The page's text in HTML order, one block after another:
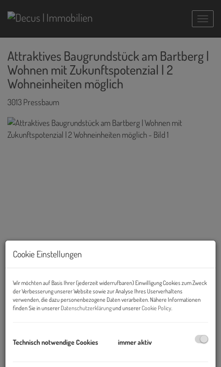
Attraktives Baugrundstück am Bartberg |
Wohnen mit Zukunftspotenzial | 2
Wohneinheiten möglich
3013 Pressbaum
Cookie Einstellungen
Wir möchten auf Basis Ihrer (jederzeit widerrufbaren) Einwilligung Cookies zum Zweck
der Verbesserung unserer Website sowie zur Analyse Ihres Userverhaltens
verwenden, die dazu personenbezogene Daten verarbeiten. Nähere Informationen
finden Sie in unserer Datenschutzerklärungund unsererCookie Policy
Technisch notwendige Cookies immer aktiv